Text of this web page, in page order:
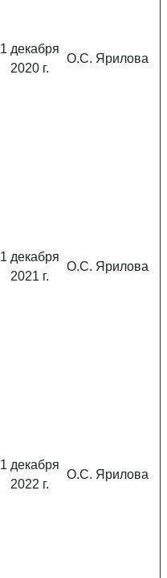
1 декабря
2020 г.
О.С. Ярилова
1 декабря
2021 г.
О.С. Ярилова
1 декабря
2022 г.
О.С. Ярилова